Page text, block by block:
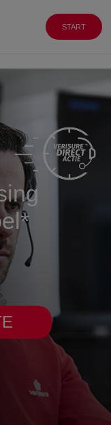
MY PAGES
START